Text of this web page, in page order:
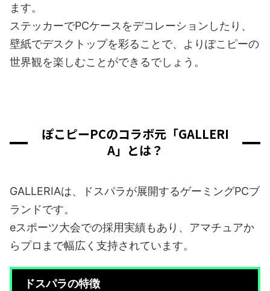
ます。
ステッカーでPCケースをデコレーションしたり、
壁紙でデスクトップを彩ることで、よりぽこピーの
世界観を楽しむことができるでしょう。
ぽこピーPCのコラボ元「GALLERI
A」とは？
GALLERIAは、ドスパラが展開するゲーミングPCブ
ランドです。
eスポーツ大会での採用実績もあり、アマチュアか
らプロまで幅広く支持されています。
ドスパラの特徴